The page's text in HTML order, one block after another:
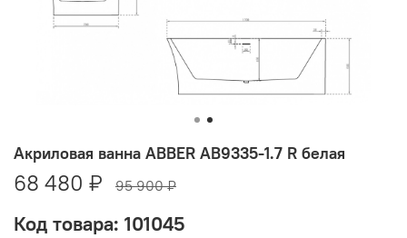
Акриловая ванна ABBER AB9335-1.7 R белая
68 480 ₽ 95 900 ₽
Код товара: 101045